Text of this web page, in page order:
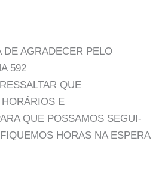
DE AGRADECER PELO
592
QUE
E
QUE POSSAMOS SEGUI-
HORAS NA ESPERA